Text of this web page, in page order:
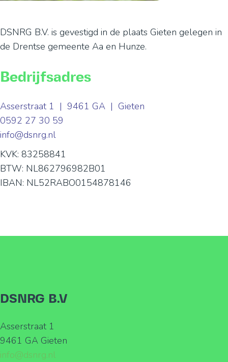
DSNRG B.V. is gevestigd in de plaats Gieten gelegen in
de Drentse gemeente Aa en Hunze.
Bedrijfsadres
Asserstraat 1 | 9461 GA | Gieten
0592 27 30 59
info@dsnrg.nl
KVK: 83258841
BTW: NL862796982B01
IBAN: NL52RABO0154878146
DSNRG B.V
Asserstraat 1
9461 GA Gieten
info@dsnrg.nl